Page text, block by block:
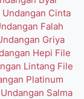
Cinta
Falah
Griya
Hepi File
Lintang File
Platinum
Salma